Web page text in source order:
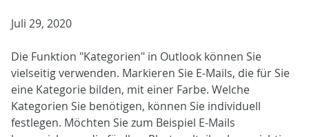
Juli 29, 2020
Die Funktion "Kategorien" in Outlook können Sie
vielseitig verwenden. Markieren Sie E-Mails, die für Sie
eine Kategorie bilden, mit einer Farbe. Welche
Kategorien Sie benötigen, können Sie individuell
festlegen. Möchten Sie zum Beispiel E-Mails